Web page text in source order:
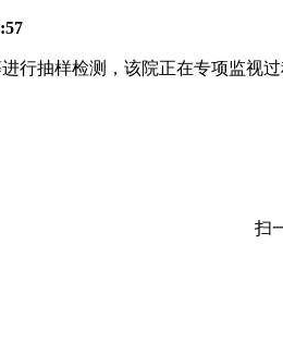
抽样检测，该院正在专项监视
扫